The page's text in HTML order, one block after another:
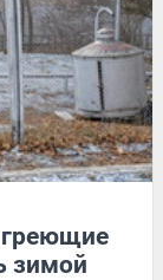
греющие
зимой